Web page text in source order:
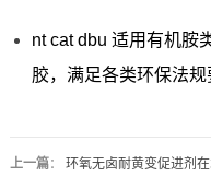
nt cat dbu 适用有机胺
胶，满足各类环保法规
上一篇： 环氧无卤耐黄变促进剂